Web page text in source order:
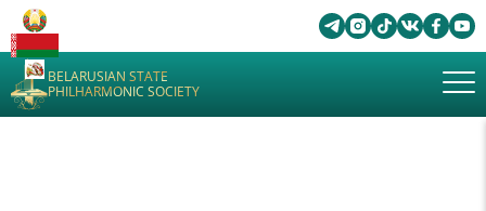
BELARUSIAN STATE
PHILHARMONIC SOCIETY